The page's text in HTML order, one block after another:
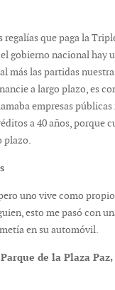
regalías que paga la
gobierno nacional hay
las partidas
a largo plazo, es
empresas
a 40 años, porque
plazo.
uno vive como
esto me pasó con
en su automóvil.
de la Plaza